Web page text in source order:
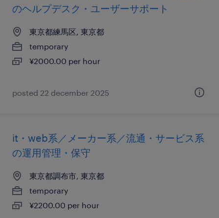
のヘルプデスク・ユーザーサポート
東京都練馬区, 東京都
temporary
¥2000.00 per hour
posted 22 december 2025
it・web系／メーカー系／流通・サービス系
の運用管理・保守
東京都調布市, 東京都
temporary
¥2200.00 per hour